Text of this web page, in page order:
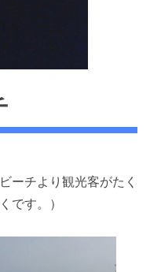
ーチより観光客がたく
です。）